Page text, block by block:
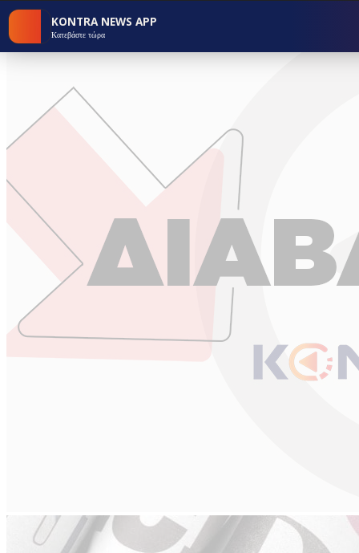
KONTRA NEWS APP
Κατεβάστε τώρα